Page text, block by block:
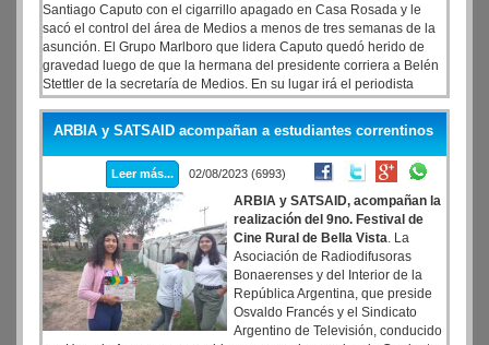
Santiago Caputo con el cigarrillo apagado en Casa Rosada y le
sacó el control del área de Medios a menos de tres semanas de la
asunción. El Grupo Marlboro que lidera Caputo quedó herido de
gravedad luego de que la hermana del presidente corriera a Belén
Stettler de la secretaría de Medios. En su lugar irá el periodista
Eduardo Serenellini, de La Nación+, que días atrás sugirió al aire
que algunas familias deberán ajustarse cancelando la suscripción
de Netflix y otras deberán comer una sola vez al día.
ARBIA y SATSAID acompañan a estudiantes correntinos
Leer más... 02/08/2023 (6993)
ARBIA y SATSAID, acompañan la
realización del 9no. Festival de
Cine Rural de Bella Vista. La
Asociación de Radiodifusoras
Bonaerenses y del Interior de la
República Argentina, que preside
Osvaldo Francés y el Sindicato
Argentino de Televisión, conducido